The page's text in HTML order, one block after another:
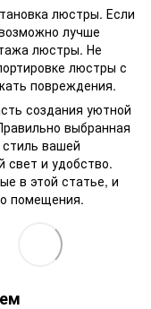
люстры. Если
лучше
люстры. Не
люстры с
повреждения.
создания уютной
выбранная
вашей
свет и удобство.
в этой статье, и
помещения.